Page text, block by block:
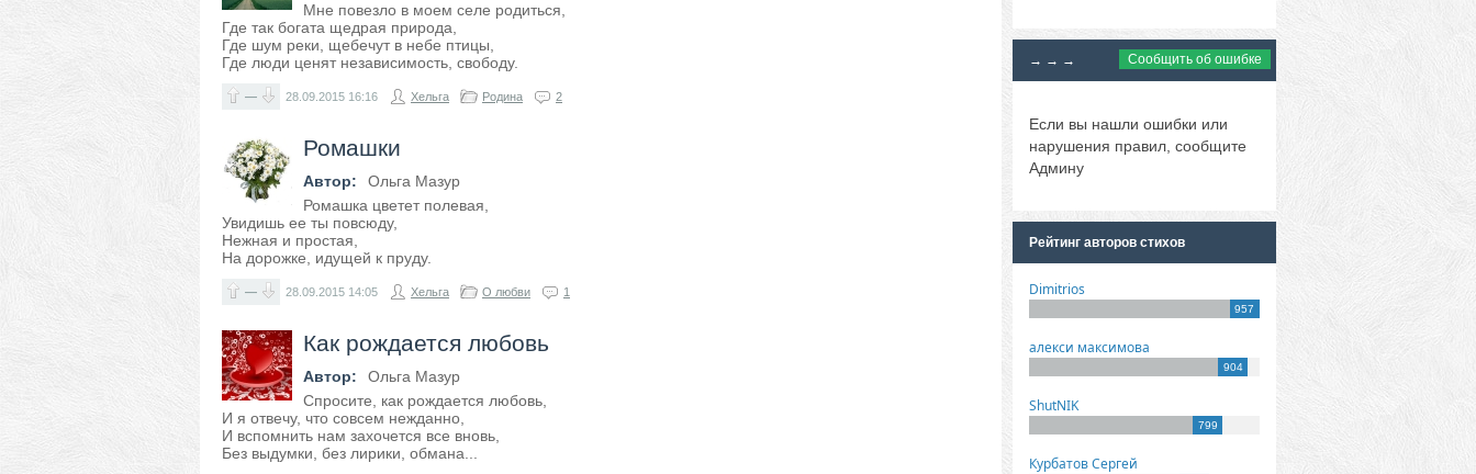
Мне повезло в моем селе родиться,
Где так богата щедрая природа,
Где шум реки, щебечут в небе птицы,
Где люди ценят независимость, свободу.
— 28.09.2015 16:16 Хельга Родина 2
Ромашки
Автор:
Ольга Мазур
Ромашка цветет полевая,
Увидишь ее ты повсюду,
Нежная и простая,
На дорожке, идущей к пруду.
— 28.09.2015 14:05 Хельга О любви 1
Как рождается любовь
Автор:
Ольга Мазур
Спросите, как рождается любовь,
И я отвечу, что совсем нежданно,
И вспомнить нам захочется все вновь,
Без выдумки, без лирики, обмана...
→ → → Сообщить об ошибке
Если вы нашли ошибки или
нарушения правил, сообщите
Админу
Рейтинг авторов стихов
Dimitrios
957
алекси максимова
904
ShutNIK
799
Курбатов Сергей